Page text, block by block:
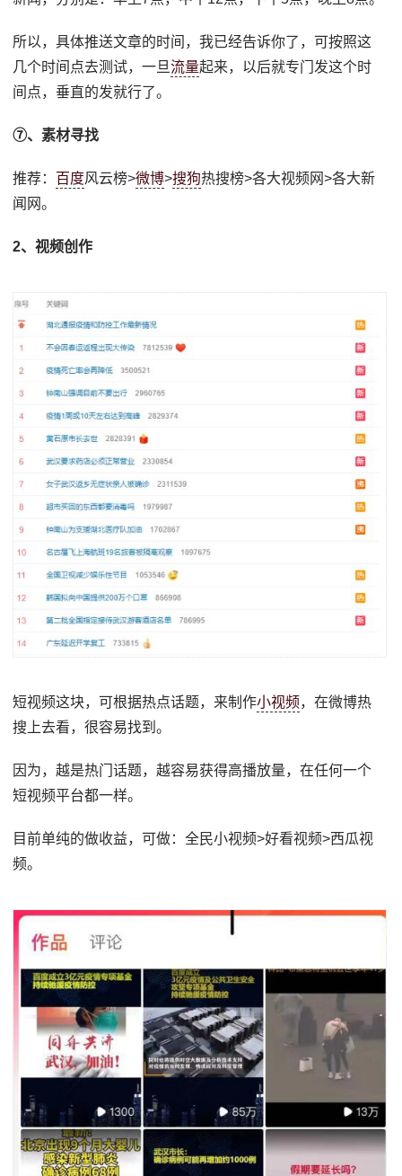
所以，具体推送文章的时间，我已经告诉你了，可按照这
几个时间点去测试，一旦流量起来，以后就专门发这个时
间点，垂直的发就行了。
⑦、素材寻找
推荐： 百度风云榜>微博>搜狗热搜榜>各大视频网>各大新
闻网。
2、视频创作
短视频这块，可根据热点话题，来制作小视频，在微博热
搜上去看，很容易找到。
因为，越是热门话题，越容易获得高播放量，在任何一个
短视频平台都一样。
目前单纯的做收益，可做：全民小视频>好看视频>西瓜视
频。